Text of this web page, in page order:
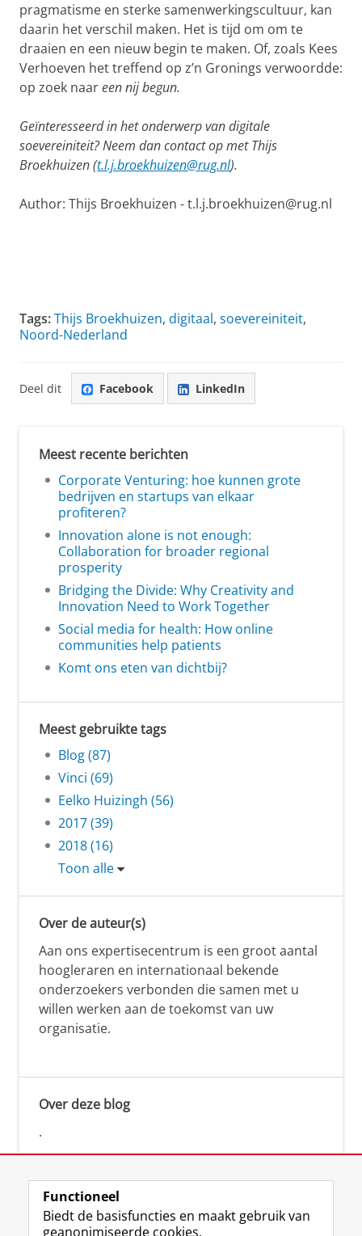
pragmatisme en sterke samenwerkingscultuur, kan
daarin het verschil maken. Het is tijd om om te
draaien en een nieuw begin te maken. Of, zoals Kees
Verhoeven het treffend op z’n Gronings verwoordde:
op zoek naareen nij begun.
Geïnteresseerd in het onderwerp van digitale
soevereiniteit? Neem dan contact op met Thijs
Broekhuizen (t.l.j.broekhuizen@rug.nl).
Author: Thijs Broekhuizen - t.l.j.broekhuizen@rug.nl
Tags:Thijs Broekhuizen, digitaal, soevereiniteit,
Noord-Nederland
Deel dit Facebook LinkedIn
Meest recente berichten
Corporate Venturing: hoe kunnen grote
bedrijven en startups van elkaar
profiteren?
Innovation alone is not enough:
Collaboration for broader regional
prosperity
Bridging the Divide: Why Creativity and
Innovation Need to Work Together
Social media for health: How online
communities help patients
Komt ons eten van dichtbij?
Meest gebruikte tags
Blog (87)
Vinci (69)
Eelko Huizingh (56)
2017 (39)
2018 (16)
Toon alle
Over de auteur(s)
Aan ons expertisecentrum is een groot aantal
hoogleraren en internationaal bekende
onderzoekers verbonden die samen met u
willen werken aan de toekomst van uw
organisatie.
Over deze blog
.
Functioneel
Biedt de basisfuncties en maakt gebruik van
geanonimiseerde cookies.